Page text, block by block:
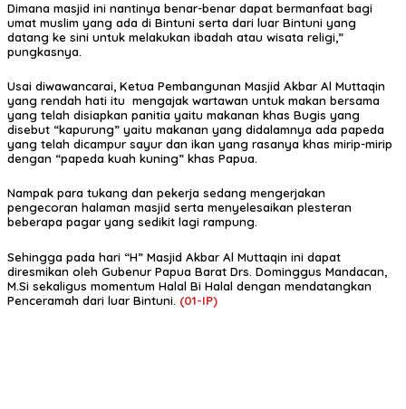
Dimana masjid ini nantinya benar-benar dapat bermanfaat bagi
umat muslim yang ada di Bintuni serta dari luar Bintuni yang
datang ke sini untuk melakukan ibadah atau wisata religi,”
pungkasnya.
Usai diwawancarai, Ketua Pembangunan Masjid Akbar Al Muttaqin
yang rendah hati itu mengajak wartawan untuk makan bersama
yang telah disiapkan panitia yaitu makanan khas Bugis yang
disebut “kapurung” yaitu makanan yang didalamnya ada papeda
yang telah dicampur sayur dan ikan yang rasanya khas mirip-mirip
dengan “papeda kuah kuning” khas Papua.
Nampak para tukang dan pekerja sedang mengerjakan
pengecoran halaman masjid serta menyelesaikan plesteran
beberapa pagar yang sedikit lagi rampung.
Sehingga pada hari “H” Masjid Akbar Al Muttaqin ini dapat
diresmikan oleh Gubenur Papua Barat Drs. Dominggus Mandacan,
M.Si sekaligus momentum Halal Bi Halal dengan mendatangkan
Penceramah dari luar Bintuni. (01-IP)